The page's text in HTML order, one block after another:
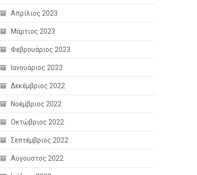
Απρίλιος 2023
Μάρτιος 2023
Φεβρουάριος 2023
Ιανουάριος 2023
Δεκέμβριος 2022
Νοέμβριος 2022
Οκτώβριος 2022
Σεπτέμβριος 2022
Αύγουστος 2022